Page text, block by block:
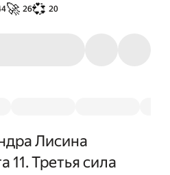
🚀 26💞 20
Лисина
11. Третья сила